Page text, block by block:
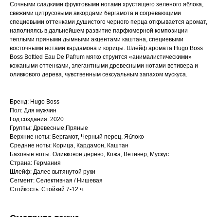
Сочными сладкими фруктовыми нотами хрустящего зеленого яблока,
свежими цитрусовыми аккордами бергамота и согревающими
специевыми оттенками душистого черного перца открывается аромат,
наполняясь в дальнейшем развитие парфюмерной композиции
теплыми пряными дымными акцентами каштана, специевыми
восточными нотами кардамона и корицы. Шлейф аромата Hugo Boss
Boss Bottled Eau De Pafrum мягко струится «анималистическими»
кожаными оттенками, элегантными древесными нотами ветивера и
оливкового дерева, чувственным сексуальным запахом мускуса.
Бренд: Hugo Boss
Пол: Для мужчин
Год создания: 2020
Группы: Древесные,Пряные
Верхние ноты: Бергамот, Черный перец, Яблоко
Средние ноты: Корица, Кардамон, Каштан
Базовые ноты: Оливковое дерево, Кожа, Ветивер, Мускус
Страна: Германия
Шлейф: Далее вытянутой руки
Сегмент: Селективная / Нишевая
Стойкость: Стойкий 7-12 ч.